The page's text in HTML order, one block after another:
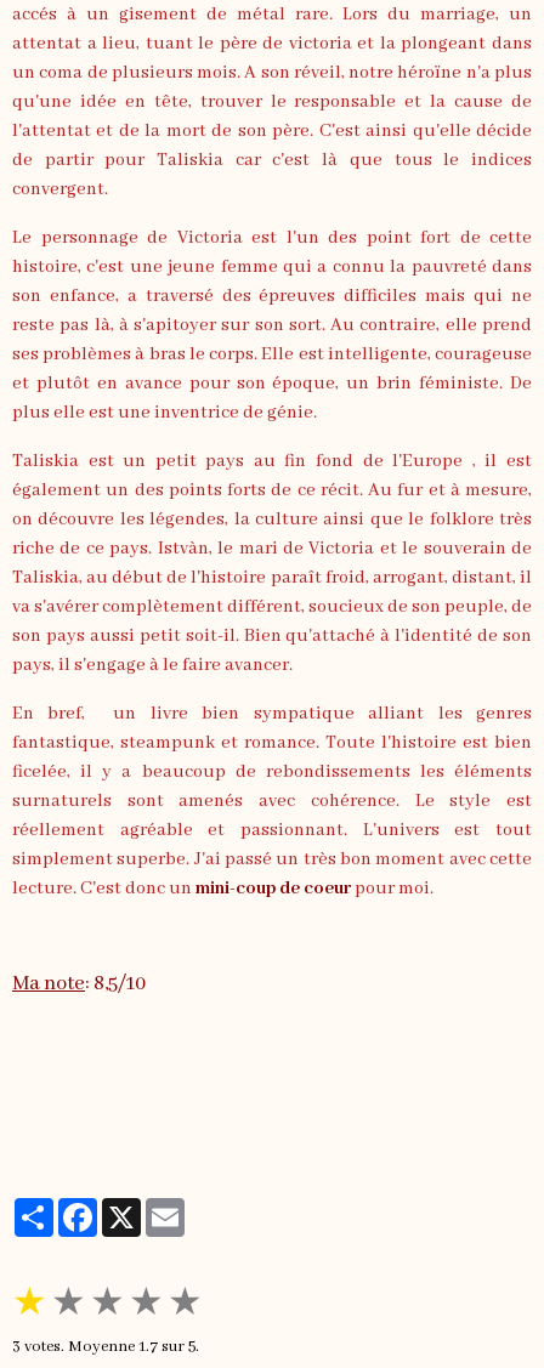
accés à un gisement de métal rare. Lors du marriage, un
attentat a lieu, tuant le père de victoria et la plongeant dans
un coma de plusieurs mois. A son réveil, notre héroïne n'a plus
qu'une idée en tête, trouver le responsable et la cause de
l'attentat et de la mort de son père. C'est ainsi qu'elle décide
de partir pour Taliskia car c'est là que tous le indices
convergent.
Le personnage de Victoria est l'un des point fort de cette
histoire, c'est une jeune femme qui a connu la pauvreté dans
son enfance, a traversé des épreuves difficiles mais qui ne
reste pas là, à s'apitoyer sur son sort. Au contraire, elle prend
ses problèmes à bras le corps. Elle est intelligente, courageuse
et plutôt en avance pour son époque, un brin féministe. De
plus elle est une inventrice de génie.
Taliskia est un petit pays au fin fond de l'Europe , il est
également un des points forts de ce récit. Au fur et à mesure,
on découvre les légendes, la culture ainsi que le folklore très
riche de ce pays. Istvàn, le mari de Victoria et le souverain de
Taliskia, au début de l'histoire paraît froid, arrogant, distant, il
va s'avérer complètement différent, soucieux de son peuple, de
son pays aussi petit soit-il. Bien qu'attaché à l'identité de son
pays, il s'engage à le faire avancer.
En bref, un livre bien sympatique alliant les genres
fantastique, steampunk et romance. Toute l'histoire est bien
ficelée, il y a beaucoup de rebondissements les éléments
surnaturels sont amenés avec cohérence. Le style est
réellement agréable et passionnant. L'univers est tout
simplement superbe. J'ai passé un très bon moment avec cette
lecture. C'est donc un mini-coup de coeurpour moi.
Ma note: 8,5/10
PartagerFacebook
X
★★ ★ ★ ★
3 votes. Moyenne1.7sur 5.